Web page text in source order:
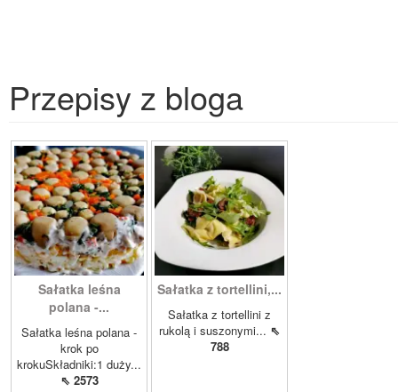
Przepisy z bloga
Sałatka leśna
polana -...
Sałatka leśna polana -
krok po
krokuSkładniki:1 duży...
⇖ 2573
Sałatka z tortellini,...
Sałatka z tortellini z
rukolą i suszonymi... ⇖
788